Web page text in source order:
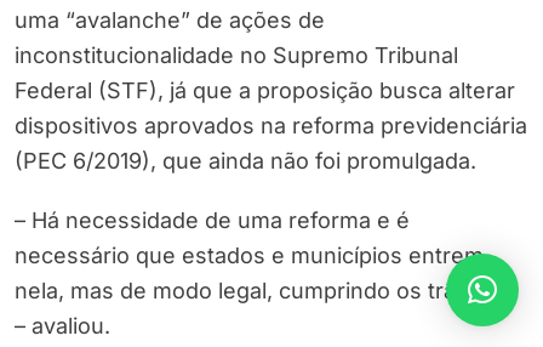
uma “avalanche” de ações de
inconstitucionalidade no Supremo Tribunal
Federal (STF), já que a proposição busca alterar
dispositivos aprovados na reforma previdenciária
(PEC 6/2019), que ainda não foi promulgada.
– Há necessidade de uma reforma e é
necessário que estados e municípios entrem
nela, mas de modo legal, cumprindo os trâmites
– avaliou.